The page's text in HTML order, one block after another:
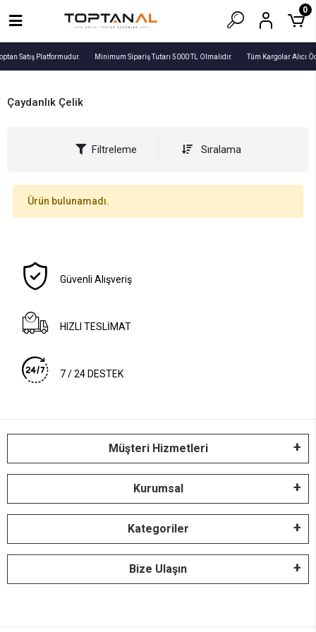
Satış Platformudur. Minimum Sipariş Tutarı 5000 TL Olmalıdır. Tüm Kargolar Alıcı
0
Çaydanlık Çelik
Filtreleme Sıralama
Ürün bulunamadı.
Güvenli Alışveriş
HIZLI TESLİMAT
7 / 24 DESTEK
Müşteri Hizmetleri
Kurumsal
Kategoriler
Bize Ulaşın